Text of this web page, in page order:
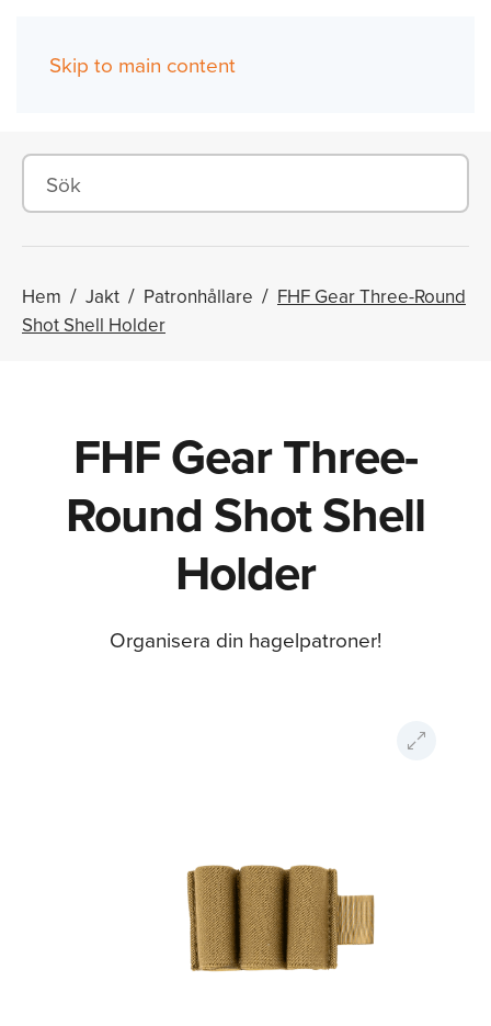
Skip to main content
Hem Jakt Patronhållare
FHF Gear Three-Round
Shot Shell Holder
FHF Gear Three-
Round Shot Shell
Holder
Organisera din hagelpatroner!